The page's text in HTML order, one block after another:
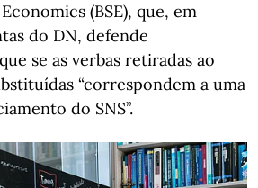
(BSE), que, em
do DN, defende
se as verbas retiradas ao
“correspondem a uma
do SNS”.